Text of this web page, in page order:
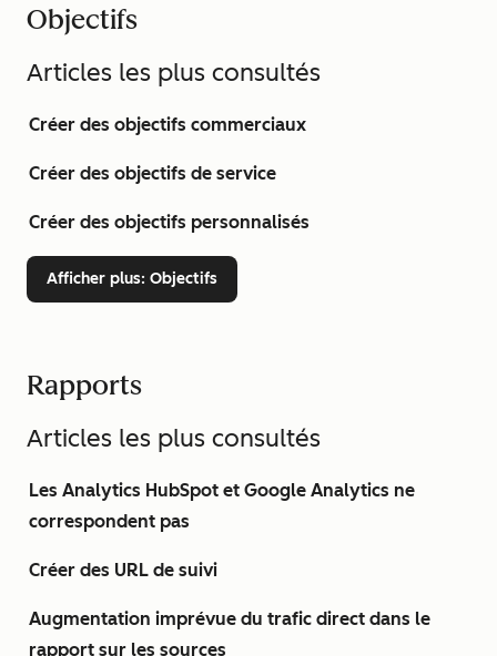
Objectifs
Articles les plus consultés
Créer des objectifs commerciaux
Créer des objectifs de service
Créer des objectifs personnalisés
Afficher plus: Objectifs
Rapports
Articles les plus consultés
Les Analytics HubSpot et Google Analytics ne
correspondent pas
Créer des URL de suivi
Augmentation imprévue du trafic direct dans le
rapport sur les sources